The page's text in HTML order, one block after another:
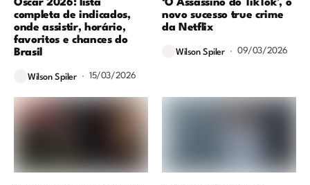
Oscar 2026: lista
completa de indicados,
onde assistir, horário,
favoritos e chances do
Brasil
Wilson Spiler 15/03/2026
‘O Assassino do TikTok’, o
novo sucesso true crime
da Netflix
Wilson Spiler 09/03/2026